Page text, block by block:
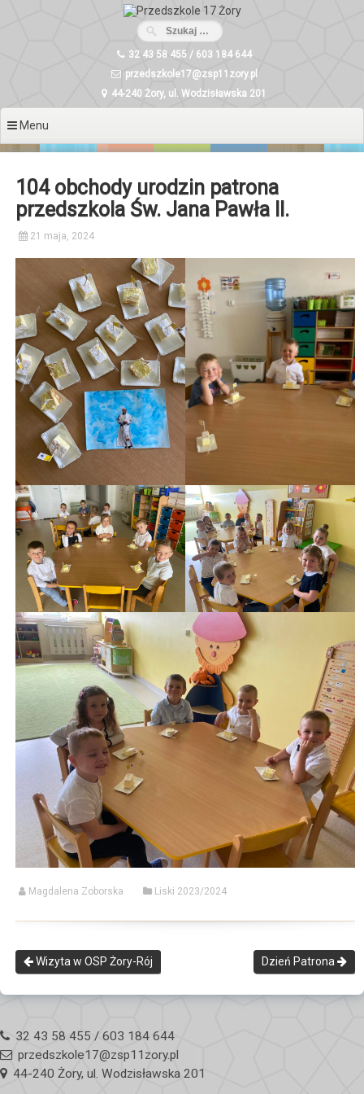
32 43 58 455 / 603 184 644
przedszkole17@zsp11zory.pl
44-240 Żory, ul. Wodzisławska 201
Menu
104 obchody urodzin patrona
przedszkola Św. Jana Pawła II.
21 maja, 2024
Magdalena Zoborska Liski 2023/2024
Wizyta w OSP Żory-Rój Dzień Patrona
32 43 58 455 / 603 184 644
przedszkole17@zsp11zory.pl
44-240 Żory, ul. Wodzisławska 201